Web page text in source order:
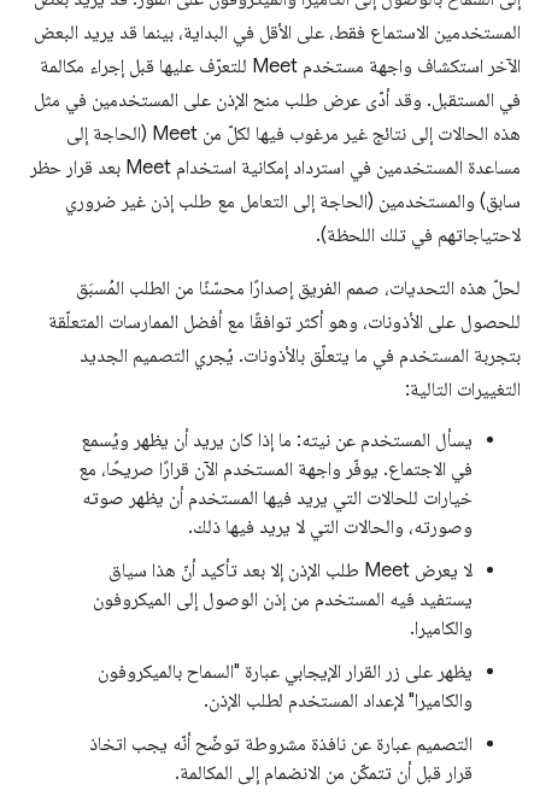
المستخدمين الاستماع فقط، على الأقل في البداية، بينما قد يريد البعض
الآخر استكشاف واجهة مستخدم Meet للتعرّف عليها قبل إجراء مكالمة
في المستقبل. وقد أدّى عرض طلب منح الإذن على المستخدمين في مثل
هذه الحالات إلى نتائج غير مرغوب فيها لكلّ من Meet (الحاجة إلى
مساعدة المستخدمين في استرداد إمكانية استخدام Meet بعد قرار حظر
سابق) والمستخدمين (الحاجة إلى التعامل مع طلب إذن غير ضروري
لاحتياجاتهم في تلك اللحظة).
لحلّ هذه التحديات، صمم الفريق إصدارًا محسّنًا من الطلب المُسبَق
للحصول على الأذونات، وهو أكثر توافقًا مع أفضل الممارسات المتعلّقة
بتجربة المستخدم في ما يتعلّق بالأذونات. يُجري التصميم الجديد
التغييرات التالية:
يسأل المستخدم عن نيته: ما إذا كان يريد أن يظهر ويُسمع
في الاجتماع. يوفّر واجهة المستخدم الآن قرارًا صريحًا، مع
خيارات للحالات التي يريد فيها المستخدم أن يظهر صوته
وصورته، والحالات التي لا يريد فيها ذلك.
لا يعرض Meet طلب الإذن إلا بعد تأكيد أنّ هذا سياق
يستفيد فيه المستخدم من إذن الوصول إلى الميكروفون
والكاميرا.
يظهر على زر القرار الإيجابي عبارة "السماح بالميكروفون
والكاميرا" لإعداد المستخدم لطلب الإذن.
التصميم عبارة عن نافذة مشروطة توضّح أنّه يجب اتخاذ
قرار قبل أن تتمكّن من الانضمام إلى المكالمة.